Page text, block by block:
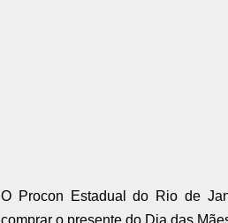
O Procon Estadual do Rio de